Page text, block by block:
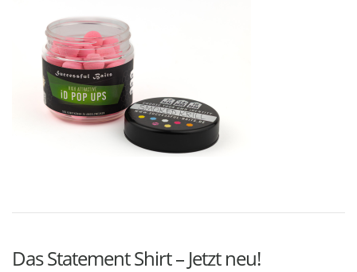
Das Statement Shirt – Jetzt neu!